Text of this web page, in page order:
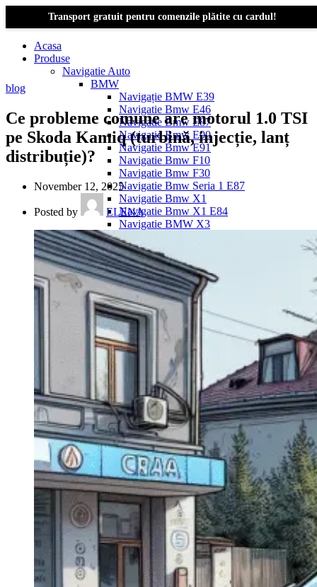
Transport gratuit pentru comenzile plătite cu cardul!
Acasa
Produse
Navigatie Auto
BMW
Navigație BMW E39
Navigatie Bmw E46
Navigatie Bmw E87
Navigatie Bmw E90
Navigatie Bmw E91
Navigatie Bmw F10
Navigatie Bmw F30
Navigatie Bmw Seria 1 E87
Navigatie Bmw X1
Navigatie Bmw X1 E84
Navigatie BMW X3
Navigatie BMW X3 E83
Navigatie BMW X3 f25
Dacia Logan
Navigație Dacia Logan 1 (2004–2012)
Navigație Dacia Logan 2 (2012–2020)
Navigație Dacia Logan 3 (2020–Prezent)
Dacia Duster
Navigatie Duster 2011
Navigatie Duster 2019
Audi
Navigatie Audi A3 8p
Navigatie Audi A4
Navigatie Audi A4 B6
Navigatie Audi A4 B7
Navigatie Audi A4 B8
Navigatie Audi A5
Navigatie Audi A6 C5
Navigatie Audi A6 C6
Navigatie Audi A6 C7
Navigatie Audi Q5
Ford
Navigație Ford Fiesta
Navigație Ford Focus 1
Navigație Ford Focus 2
Navigație Ford Focus MK3
Navigație Ford Mondeo MK3
Navigație Ford Mondeo MK4
Navigație Ford Transit
blog
Ce probleme comune are motorul 1.0 TSI
pe Skoda Kamiq (turbină, injecție, lanț
distribuție)?
November 12, 2025
Posted by ELENA